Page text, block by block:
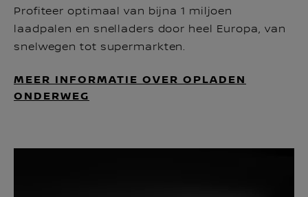
Profiteer optimaal van bijna 1 miljoen
laadpalen en snelladers door heel Europa, van
snelwegen tot supermarkten.
MEER INFORMATIE OVER OPLADEN
ONDERWEG